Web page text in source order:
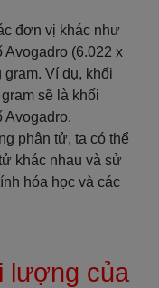
đơn vị khác như
Avogadro (6.022 x
Ví dụ, khối
sẽ là khối
Avogadro.
phân tử, ta có thể
khác nhau và sử
hóa học và các
lượng của